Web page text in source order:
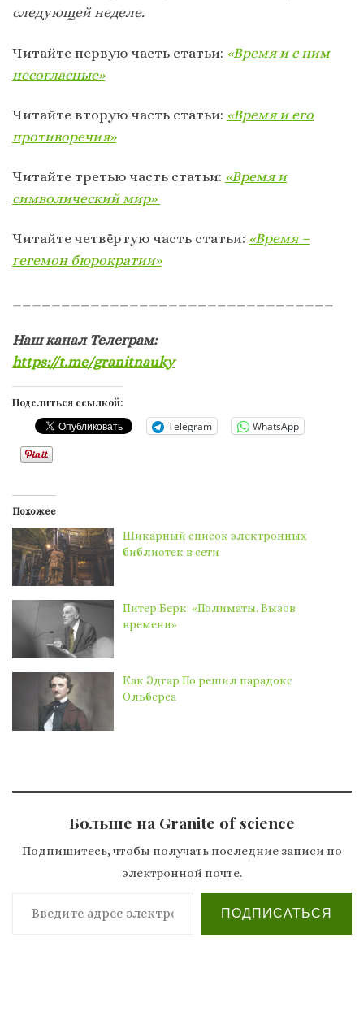
следующей неделе.
Читайте первую часть статьи: «Время и с ним
несогласные»
Читайте вторую часть статьи: «Время и его
противоречия»
Читайте третью часть статьи: «Время и
символический мир»
Читайте четвёртую часть статьи: «Время –
гегемон бюрократии»
Наш канал Телеграм:
https://t.me/granitnauky
Поделиться ссылкой:
Telegram WhatsApp
Похожее
Шикарный список электронных
библиотек в сети
Питер Берк: «Полиматы. Вызов
времени»
Как Эдгар По решил парадокс
Ольберса
Больше на Granite of science
Подпишитесь, чтобы получать последние записи по
электронной почте.
Введите адрес электронной почты…
ПОДПИСАТЬСЯ